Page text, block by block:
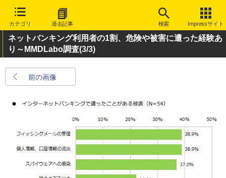
カテゴリ 過去記事 検索 Impressサイト
ネットバンキング利用者の1割、危険や被害に遭った経験あ
り～MMDLabo調査(3/3)
前の画像